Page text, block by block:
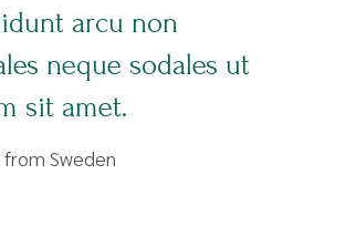
arcu non
neque sodales ut
sit amet.
from Sweden